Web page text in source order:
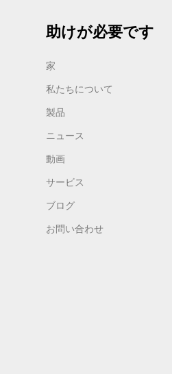
助けが必要です
家
私たちについて
製品
ニュース
動画
サービス
ブログ
お問い合わせ